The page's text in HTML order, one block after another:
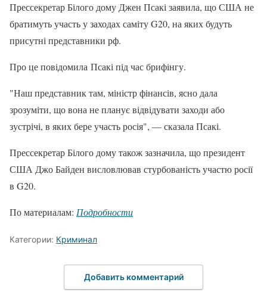
Прессекретар Білого дому Джен Псакі заявила, що США не
братимуть участь у заходах саміту G20, на яких будуть
присутні представники рф.
Про це повідомила Псакі під час брифінгу.
"Наш представник там, міністр фінансів, ясно дала
зрозуміти, що вона не планує відвідувати заходи або
зустрічі, в яких бере участь росія", — сказала Псакі.
Прессекретар Білого дому також зазначила, що президент
США Джо Байден висловлював стурбованість участю росії
в G20.
По материалам: Подробности
Категории: Криминал
Добавить комментарий